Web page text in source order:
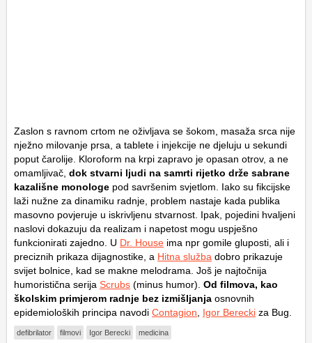
Zaslon s ravnom crtom ne oživljava se šokom, masaža srca nije
nježno milovanje prsa, a tablete i injekcije ne djeluju u sekundi
poput čarolije. Kloroform na krpi zapravo je opasan otrov, a ne
omamljivač, dok stvarni ljudi na samrti rijetko drže sabrane
kazališne monologe pod savršenim svjetlom. Iako su fikcijske
laži nužne za dinamiku radnje, problem nastaje kada publika
masovno povjeruje u iskrivljenu stvarnost. Ipak, pojedini hvaljeni
naslovi dokazuju da realizam i napetost mogu uspješno
funkcionirati zajedno. U Dr. House ima npr gomile gluposti, ali i
preciznih prikaza dijagnostike, a Hitna služba dobro prikazuje
svijet bolnice, kad se makne melodrama. Još je najtočnija
humoristična serija Scrubs (minus humor). Od filmova, kao
školskim primjerom radnje bez izmišljanja osnovnih
epidemioloških principa navodi Contagion Igor Berecki za Bug.
defibrilator filmovi Igor Berecki medicina